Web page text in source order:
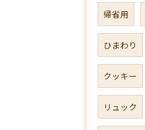
帰省用
ひまわり
クッキー
リュック